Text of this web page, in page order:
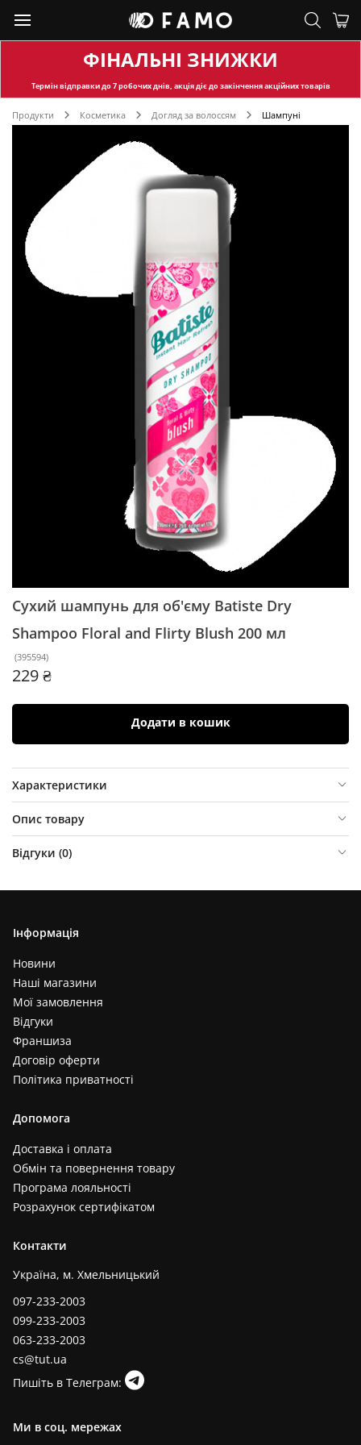
ФІНАЛЬНІ ЗНИЖКИ
Термін відправкидо 7 робочих днів, акція діє до закінчення акційних товарів
Продукти Косметика Догляд за волоссям Шампуні
Сухий шампунь для об'єму Batiste Dry
Shampoo Floral and Flirty Blush 200 мл
(395594)
229 ₴
Додати в кошик
Характеристики
Опис товару
Відгуки (0)
Інформація
Новини
Наші магазини
Мої замовлення
Відгуки
Франшиза
Договір оферти
Політика приватності
Допомога
Доставка і оплата
Обмін та повернення товару
Програма лояльності
Розрахунок сертифікатом
Контакти
Україна, м. Хмельницький
097-233-2003
099-233-2003
063-233-2003
cs@tut.ua
Пишіть в Телеграм:
Ми в соц. мережах